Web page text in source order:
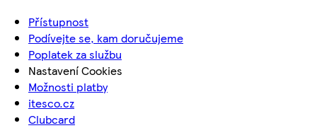
Přístupnost
Podívejte se, kam doručujeme
Poplatek za službu
Nastavení Cookies
Možnosti platby
itesco.cz
Clubcard